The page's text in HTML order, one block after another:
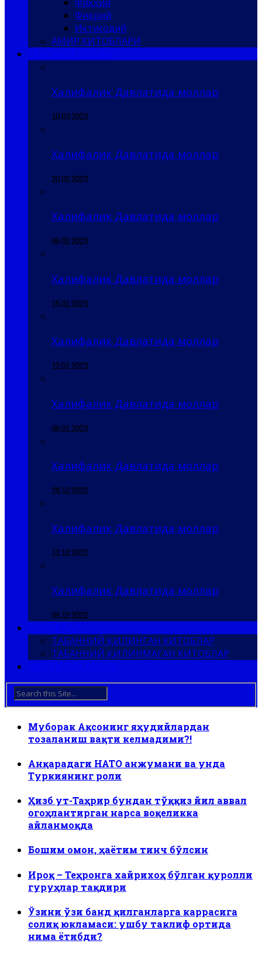
Фикрий
Иқтисодий
АМИР КИТОБЛАРИ
Халифалик Давлатида моллар
10.03.2023
Халифалик Давлатида моллар
20.02.2023
Халифалик Давлатида моллар
06.02.2023
Халифалик Давлатида моллар
15.01.2023
Халифалик Давлатида моллар
12.01.2023
Халифалик Давлатида моллар
06.01.2023
Халифалик Давлатида моллар
28.12.2022
Халифалик Давлатида моллар
12.12.2022
Халифалик Давлатида моллар
06.12.2022
ТАБАННИЙ ҚИЛИНГАН КИТОБЛАР
ТАБАННИЙ ҚИЛИНМАГАН КИТОБЛАР
Муборак Ақсонинг яҳудийлардан
тозаланиш вақти келмадими?!
Анқарадаги НАТО анжумани ва унда
Туркиянинг роли
Ҳизб ут-Таҳрир бундан тўққиз йил аввал
огоҳлантирган нарса воқеликка
айланмоқда
Бошим омон, ҳаётим тинч бўлсин
Ироқ – Теҳронга хайрихоҳ бўлган қуролли
гуруҳлар тақдири
Ўзини ўзи банд қилганларга каррасига
солиқ юкламаси: ушбу таклиф ортида
нима ётибди?